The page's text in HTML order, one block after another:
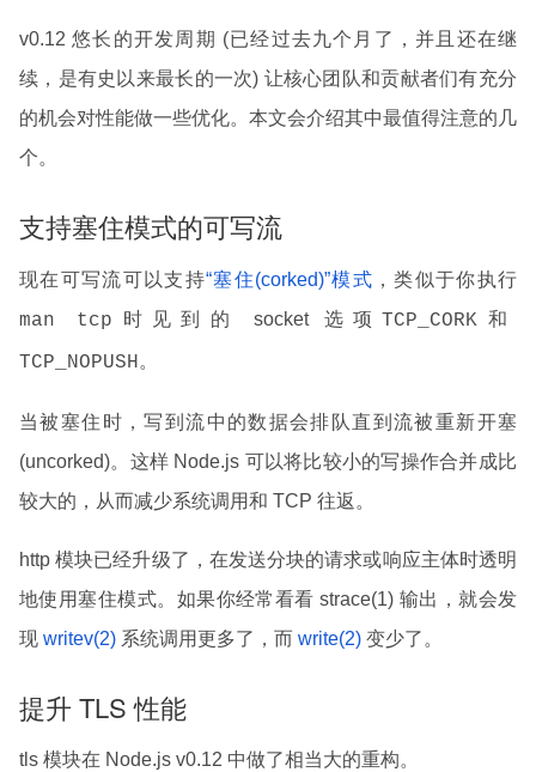
v0.12 悠长的开发周期 (已经过去九个月了，并且还在继
续，是有史以来最长的一次) 让核心团队和贡献者们有充分
的机会对性能做一些优化。本文会介绍其中最值得注意的几
个。
支持塞住模式的可写流
现在可写流可以支持“塞住(corked)”模式 ，类似于你执行
man tcp 时见到的 socket 选项TCP_CORK 和
TCP_NOPUSH 。
当被塞住时，写到流中的数据会排队直到流被重新开塞
(uncorked)。这样 Node.js 可以将比较小的写操作合并成比
较大的，从而减少系统调用和 TCP 往返。
http 模块已经升级了，在发送分块的请求或响应主体时透明
地使用塞住模式。如果你经常看看 strace(1) 输出，就会发
现 writev(2) 系统调用更多了，而 write(2) 变少了。
提升 TLS 性能
tls 模块在 Node.js v0.12 中做了相当大的重构。